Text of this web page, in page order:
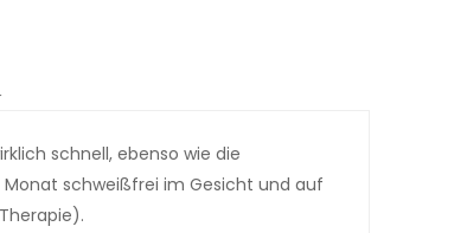
schnell, ebenso wie die
schweißfrei im Gesicht und auf